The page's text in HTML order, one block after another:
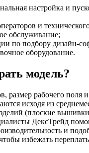
настройка и
и
обслуживание;
по подбору дизайн-
оборудование.
модель?
размер рабочего поля
исходя из
(плоские
ДексТрейд
и
избежать